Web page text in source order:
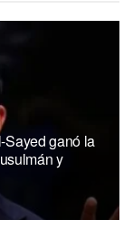
Sayed ganó la
y